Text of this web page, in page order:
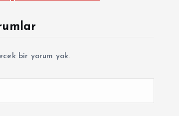
bir yorum yok.